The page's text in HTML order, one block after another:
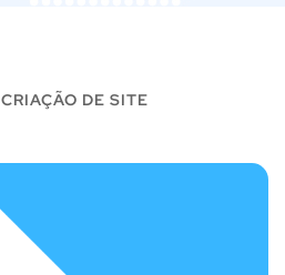
CRIAÇÃO DE SITE